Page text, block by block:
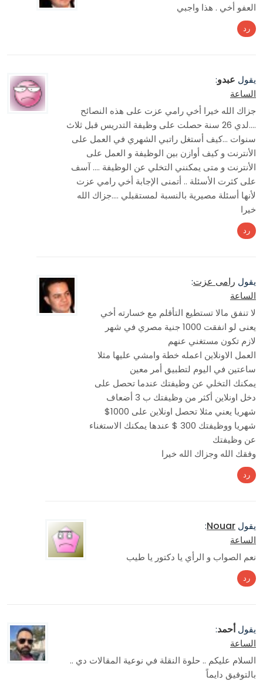
العفو أخي . هذا واجبي
رد
يقول عبدو:
الساعة
جزاك الله خيرا أخي رامي عزت على هذه النصائح
….لدي 26 سنة حصلت على وظيفة التدريس قبل ثلاث
سنوات …كيف أستغل راتبي الشهري في العمل على
الأنترنت و كيف أوازن بين الوظيفة و العمل على
الأنترنت و متى يمكنني التخلي عن الوظيفة …. آسف
على كثرت الأسئلة .. أتمنى الإجابة أخي رامي عزت
لأنها أسئلة مصيرية بالنسبة لمستقبلي ….جزاك الله
خيرا
رد
يقول رامى عزت:
الساعة
لا تنفق مالا تستطيع التأقلم مع خسارته أخي
يعنى لو انفقت 1000 جنية مصري في شهر
لازم تكون مستغني عنهم
العمل الاونلاين اعمله خطة وامشي عليها مثلا
ساعتين في اليوم لتطبيق أمر معين
يمكنك التخلي عن وظيفتك عندما تحصل على
دخل اونلاين أكثر من وظيفتك ب 3 أضعاف
شهريا يعني مثلا تحصل اونلاين على 1000$
شهريا ووظيفتك 300 $ عندها يمكنك الاستغناء
عن وظيفتك
وفقك الله وجزاك الله خيرا
رد
يقول Nouar
:
الساعة
نعم الصواب و الرأي يا دكتور يا طيب
رد
يقول أحمد:
الساعة
السلام عليكم .. حلوة النقلة في نوعية المقالات دي ..
بالتوفيق دايماً